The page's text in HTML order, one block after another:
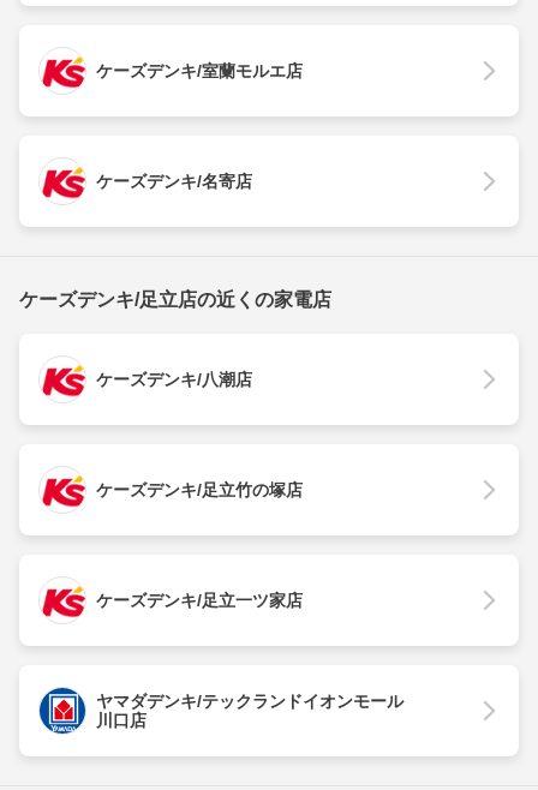
ケーズデンキ/室蘭モルエ店
ケーズデンキ/名寄店
ケーズデンキ/足立店の近くの家電店
ケーズデンキ/八潮店
ケーズデンキ/足立竹の塚店
ケーズデンキ/足立一ツ家店
ヤマダデンキ/テックランドイオンモール
川口店